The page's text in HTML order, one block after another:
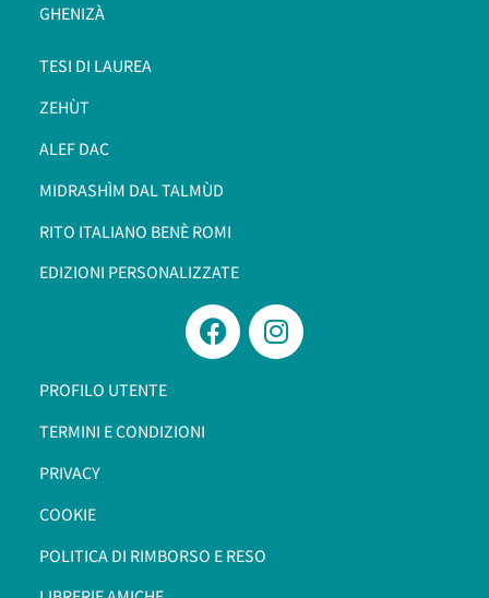
GHENIZÀ
TESI DI LAUREA
ZEHÙT
ALEF DAC
MIDRASHÌM DAL TALMÙD
RITO ITALIANO BENÈ ROMI​
EDIZIONI PERSONALIZZATE
PROFILO UTENTE
TERMINI E CONDIZIONI
PRIVACY
COOKIE
POLITICA DI RIMBORSO E RESO